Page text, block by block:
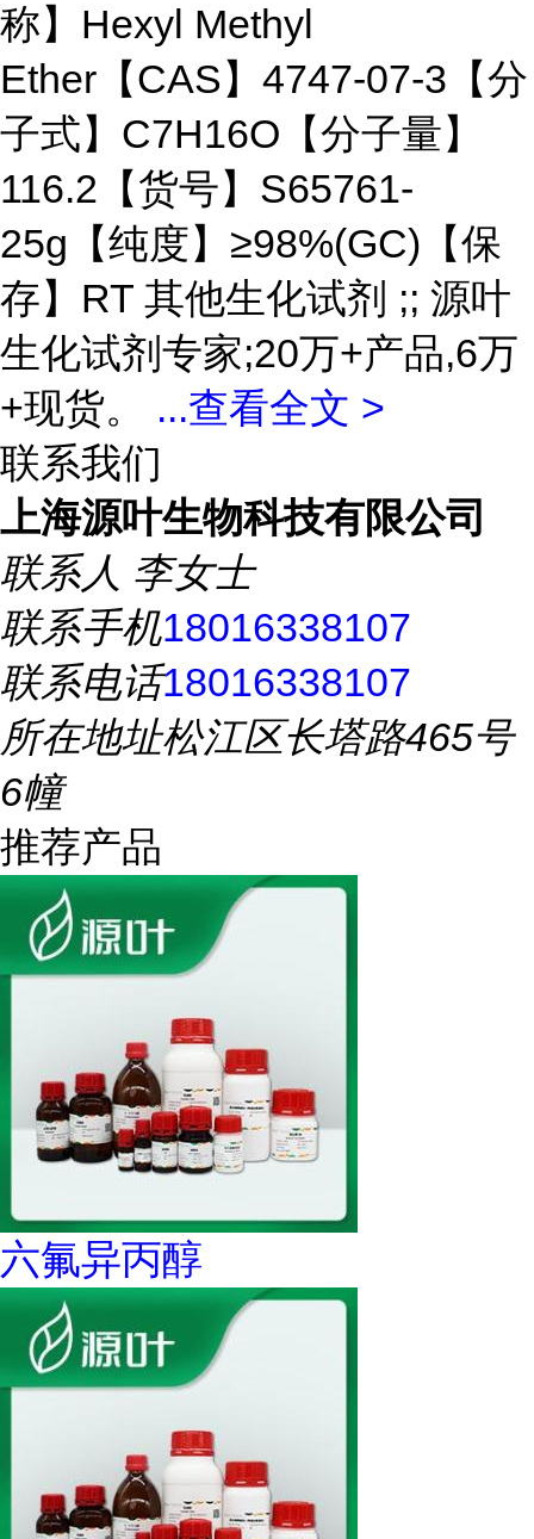
称】Hexyl Methyl
Ether【CAS】4747-07-3【分
子式】C7H16O【分子量】
116.2【货号】S65761-
25g【纯度】≥98%(GC)【保
存】RT 其他生化试剂 ;; 源叶
生化试剂专家;20万+产品,6万
+现货。 ...查看全文 >
联系我们
上海源叶生物科技有限公司
联系人 李女士
联系手机18016338107
联系电话18016338107
所在地址松江区长塔路465号
6幢
推荐产品
六氟异丙醇